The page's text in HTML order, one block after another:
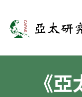
亞太研究
《